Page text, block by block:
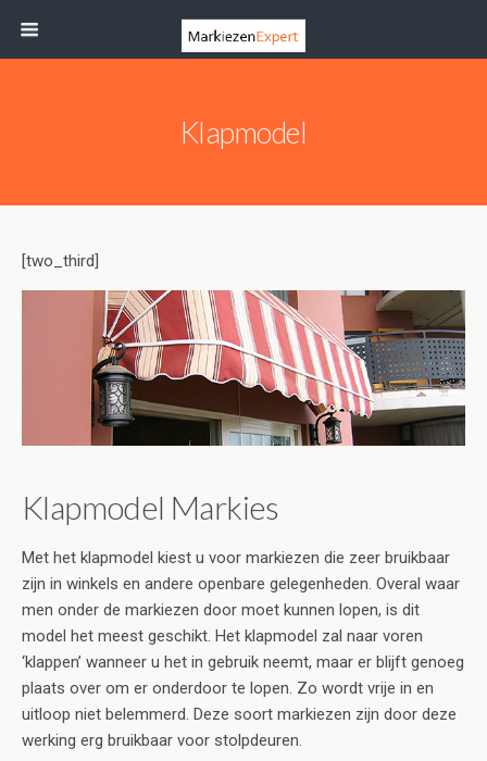
Klapmodel
[two_third]
Klapmodel Markies
Met het klapmodel kiest u voor markiezen die zeer bruikbaar
zijn in winkels en andere openbare gelegenheden. Overal waar
men onder de markiezen door moet kunnen lopen, is dit
model het meest geschikt. Het klapmodel zal naar voren
‘klappen’ wanneer u het in gebruik neemt, maar er blijft genoeg
plaats over om er onderdoor te lopen. Zo wordt vrije in en
uitloop niet belemmerd. Deze soort markiezen zijn door deze
werking erg bruikbaar voor stolpdeuren.